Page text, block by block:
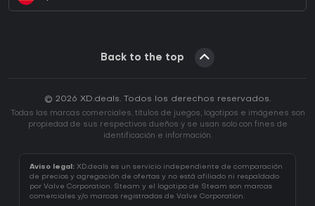
Back to the top
© 2026 XD.deals. Todos los derechos reservados.
Todas las marcas comerciales, títulos de juegos, logotipos e imágenes son
propiedad de sus respectivos dueños y se usan solo con fines de
identificación e información.
Aviso legal: XD.deals es un servicio independiente de comparación
de precios y agregación de ofertas y no está afiliado ni respaldado
por Valve Corporation. Steam y el logotipo de Steam son marcas
comerciales y/o marcas registradas de Valve Corporation.